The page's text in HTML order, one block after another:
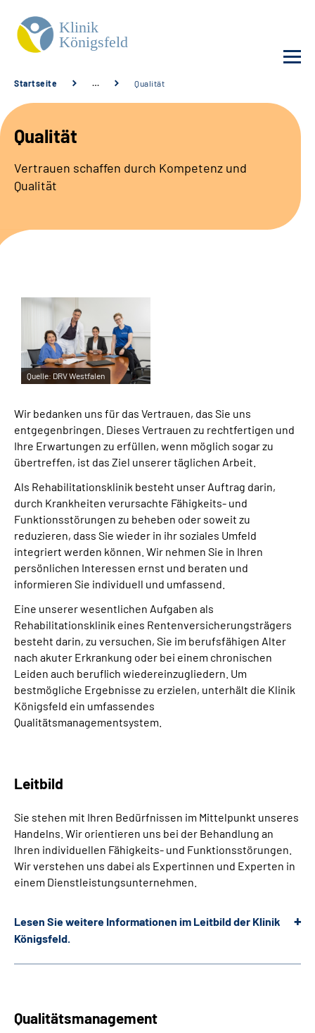
Unsere Klinik
Unsere Angebote
Service
Suche
Leichte Sprache
Gebärdensprache
Startseite … Qualität
Qualität
Vertrauen schaffen durch Kompetenz und
Qualität
Quelle: DRV Westfalen
Wir bedanken uns für das Vertrauen, das Sie uns
entgegenbringen. Dieses Vertrauen zu rechtfertigen und
Ihre Erwartungen zu erfüllen, wenn möglich sogar zu
übertreffen, ist das Ziel unserer täglichen Arbeit.
Als Rehabilitationsklinik besteht unser Auftrag darin,
durch Krankheiten verursachte Fähigkeits- und
Funktionsstörungen zu beheben oder soweit zu
reduzieren, dass Sie wieder in ihr soziales Umfeld
integriert werden können. Wir nehmen Sie in Ihren
persönlichen Interessen ernst und beraten und
informieren Sie individuell und umfassend.
Eine unserer wesentlichen Aufgaben als
Rehabilitationsklinik eines Rentenversicherungsträgers
besteht darin, zu versuchen, Sie im berufsfähigen Alter
nach akuter Erkrankung oder bei einem chronischen
Leiden auch beruflich wiedereinzugliedern. Um
bestmögliche Ergebnisse zu erzielen, unterhält die Klinik
Königsfeld ein umfassendes
Qualitätsmanagementsystem.
Leitbild
Sie stehen mit Ihren Bedürfnissen im Mittelpunkt unseres
Handelns. Wir orientieren uns bei der Behandlung an
Ihren individuellen Fähigkeits- und Funktionsstörungen.
Wir verstehen uns dabei als Expertinnen und Experten in
einem Dienstleistungsunternehmen.
Lesen Sie weitere Informationen im Leitbild der Klinik
Königsfeld.
Qualitätsmanagement